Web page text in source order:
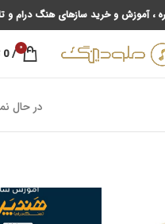
، آموزش و خرید سازهای هنگ درام و
0
/
0
در حال نمایش